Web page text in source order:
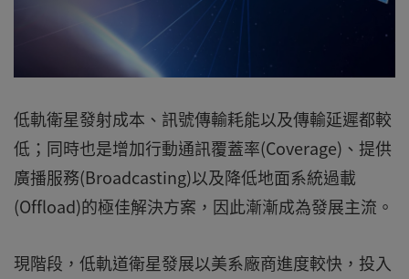
低軌衛星發射成本、訊號傳輸耗能以及傳輸延遲都較
低；同時也是增加行動通訊覆蓋率(Coverage)、提供
廣播服務(Broadcasting)以及降低地面系統過載
(Offload)的極佳解決方案，因此漸漸成為發展主流。
現階段，低軌道衛星發展以美系廠商進度較快，投入